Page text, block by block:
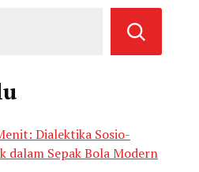
Dialektika Sosio-
dalam Sepak Bola Modern